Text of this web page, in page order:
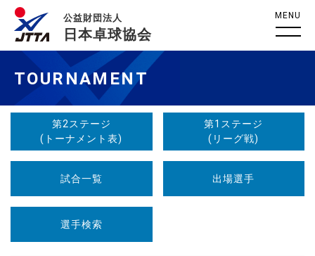
公益財団法人
日本卓球協会
MENU
TOURNAMENT
第2ステージ
(トーナメント表)
第1ステージ
(リーグ戦)
試合一覧 出場選手
選手検索